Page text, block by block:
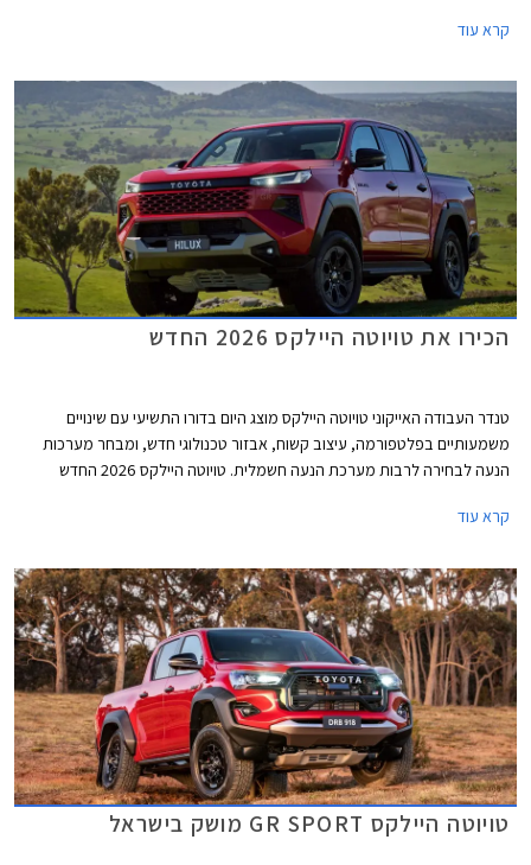
מבטיח לשמור ולשפר על היכולות המוכחות בתוספת טכנולוגיה חדשה, בטיחות
אלינו עם מנוע טורבו דיזל המשלב מערכת סיוע היברידית מתונה במחיר
התחלתי של 309,990 ₪.
קרא עוד
הכירו את טויוטה היילקס 2026 החדש
טנדר העבודה האייקוני טויוטה היילקס מוצג היום בדורו התשיעי עם שינויים
משמעותיים בפלטפורמה, עיצוב קשוח, אבזור טכנולוגי חדש, ומבחר מערכות
הנעה לבחירה לרבות מערכת הנעה חשמלית. טויוטה היילקס 2026 החדש
לטובת שיפור בתחומי נוחות הנסיעה והבטיחות. הדגם החדש צפוי להגיע לישראל
קרא עוד
טויוטה היילקס GR SPORT מושק בישראל